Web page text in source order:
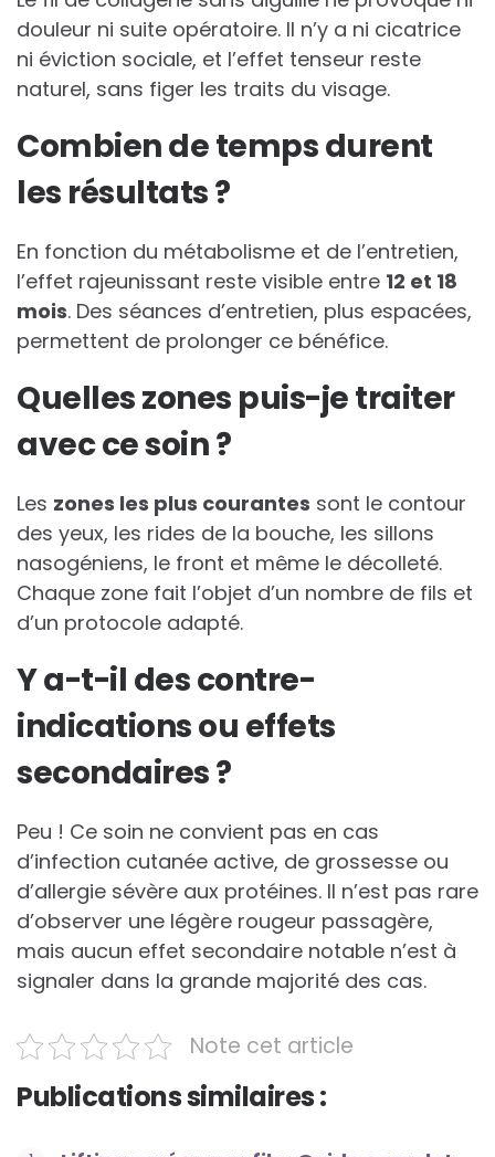
douleur ni suite opératoire. Il n’y a ni cicatrice
ni éviction sociale, et l’effet tenseur reste
naturel, sans figer les traits du visage.
Combien de temps durent
les résultats ?
En fonction du métabolisme et de l’entretien,
l’effet rajeunissant reste visible entre 12 et 18
mois. Des séances d’entretien, plus espacées,
permettent de prolonger ce bénéfice.
Quelles zones puis-je traiter
avec ce soin ?
Les zones les plus courantes sont le contour
des yeux, les rides de la bouche, les sillons
nasogéniens, le front et même le décolleté.
Chaque zone fait l’objet d’un nombre de fils et
d’un protocole adapté.
Y a-t-il des contre-
indications ou effets
secondaires ?
Peu ! Ce soin ne convient pas en cas
d’infection cutanée active, de grossesse ou
d’allergie sévère aux protéines. Il n’est pas rare
d’observer une légère rougeur passagère,
mais aucun effet secondaire notable n’est à
signaler dans la grande majorité des cas.
Note cet article
Publications similaires :